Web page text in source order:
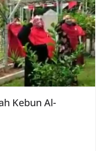
Kebun Al-